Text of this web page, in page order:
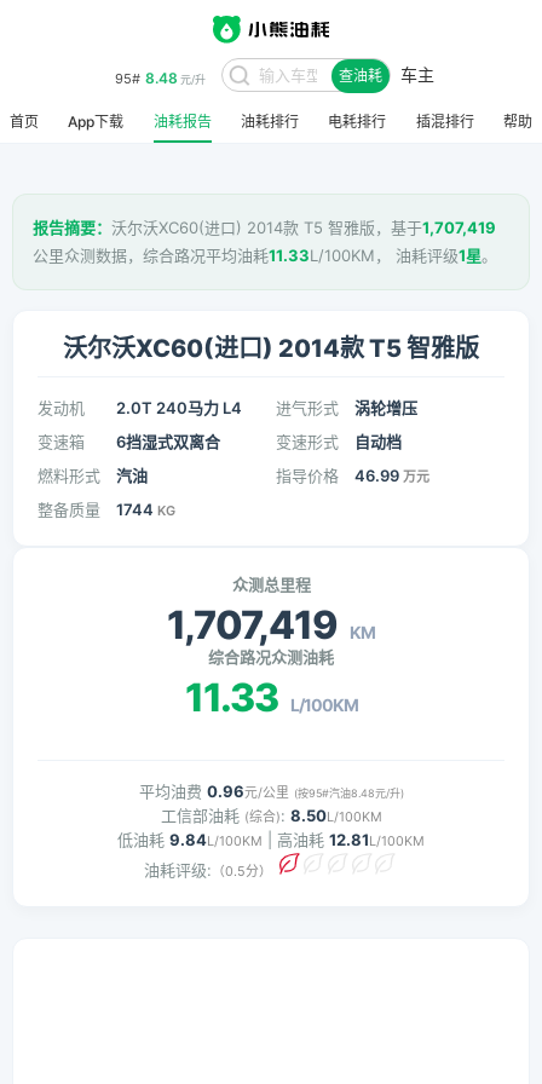
95# 8.48 元/升 查油耗 车主
首页 App下载 油耗报告 油耗排行 电耗排行 插混排行 帮助
报告摘要： 沃尔沃XC60(进口) 2014款 T5 智雅版，基于1,707,419
公里众测数据，综合路况平均油耗11.33L/100KM， 油耗评级1星。
沃尔沃XC60(进口) 2014款 T5 智雅版
发动机 2.0T 240马力 L4 进气形式
涡轮增压
变速箱
6挡湿式双离合 变速形式
自动档
燃料形式
汽油 指导价格 46.99 万元
整备质量 1744 KG
众测总里程
1,707,419 KM
综合路况众测油耗
11.33 L/100KM
平均油费 0.96元/公里 (按95#汽油8.48元/升)
工信部油耗 (综合): 8.50L/100KM
低油耗 9.84L/100KM | 高油耗 12.81L/100KM
油耗评级: （0.5分）